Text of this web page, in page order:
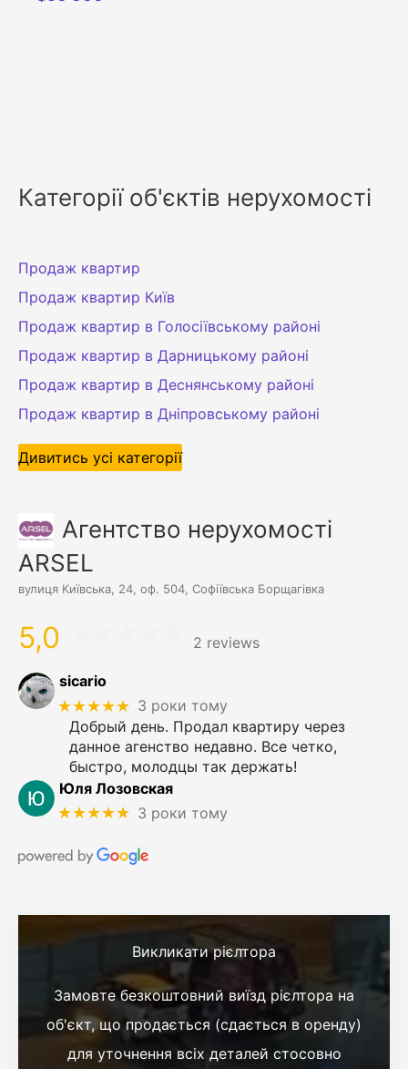
Категорії об'єктів нерухомості
Продаж квартир
Продаж квартир Київ
Продаж квартир в Голосіївському районі
Продаж квартир в Дарницькому районі
Продаж квартир в Деснянському районі
Продаж квартир в Дніпровському районі
Дивитись усі категорії
Агентство нерухомості
ARSEL
вулиця Київська, 24, оф. 504, Софіївська Борщагівка
5,0 2 reviews
sicario
★★★★★ 3 роки тому
Добрый день. Продал квартиру через
данное агенство недавно. Все четко,
быстро, молодцы так держать!
Юля Лозовская
★★★★★ 3 роки тому
Викликати рієлтора
Замовте безкоштовний виїзд рієлтора на
об'єкт, що продається (сдається в оренду)
для уточнення всіх деталей стосовно